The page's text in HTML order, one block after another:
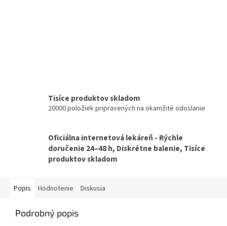
Tisíce produktov skladom
20000 položiek pripravených na okamžité odoslanie
Oficiálna internetová lekáreň - Rýchle
doručenie 24–48 h, Diskrétne balenie, Tisíce
produktov skladom
Popis Hodnotenie Diskusia
Podrobný popis